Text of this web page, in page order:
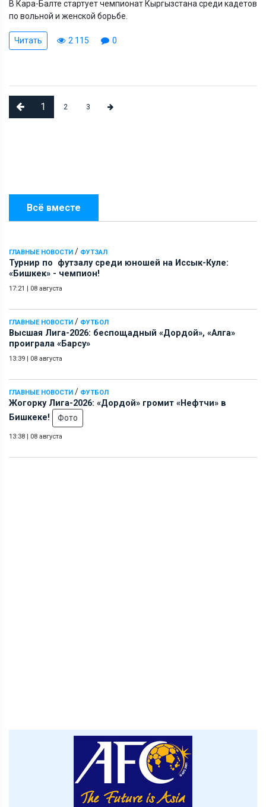
Всё вместе
ГЛАВНЫЕ НОВОСТИ / ФУТЗАЛ
Турнир по футзалу среди юношей на Иссык-Куле:
«Бишкек» - чемпион!
17:21 | 08 августа
ГЛАВНЫЕ НОВОСТИ / ФУТБОЛ
Высшая Лига-2026: беспощадный «Дордой», «Алга»
проиграла «Барсу»
13:39 | 08 августа
ГЛАВНЫЕ НОВОСТИ / ФУТБОЛ
Жогорку Лига-2026: «Дордой» громит «Нефтчи» в
Бишкеке!
Фото
13:38 | 08 августа
В Кара-Балте стартует чемпионат Кыргызстана среди кадетов
по вольной и женской борьбе.
Читать 2 115 0
1 2 3